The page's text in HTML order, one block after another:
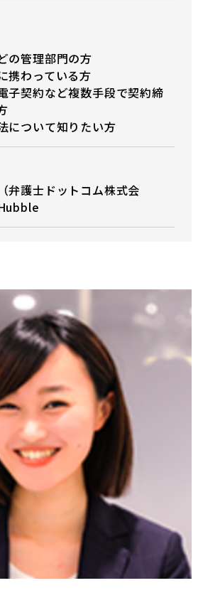
の管理部門の方
携わっている方
子契約など複数手段で契約締
について知りたい方
弁護士ドットコム株式会